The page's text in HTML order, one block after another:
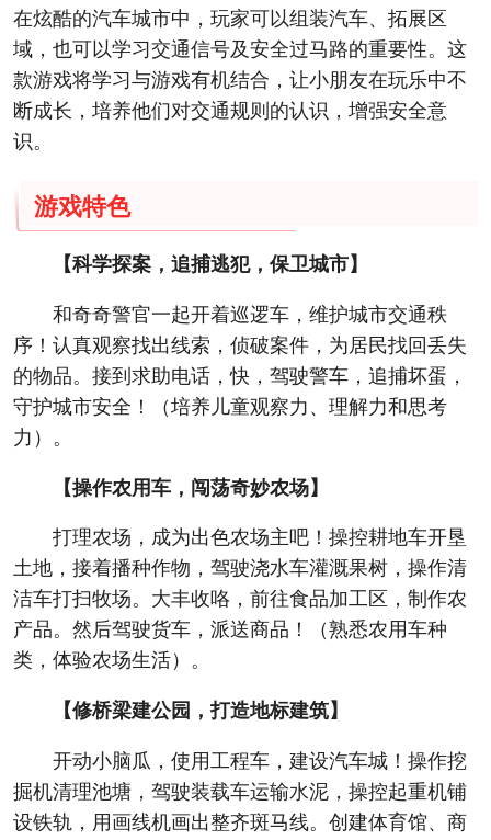
在炫酷的汽车城市中，玩家可以组装汽车、拓展区
域，也可以学习交通信号及安全过马路的重要性。这
款游戏将学习与游戏有机结合，让小朋友在玩乐中不
断成长，培养他们对交通规则的认识，增强安全意
识。
游戏特色
【科学探案，追捕逃犯，保卫城市】
和奇奇警官一起开着巡逻车，维护城市交通秩
序！认真观察找出线索，侦破案件，为居民找回丢失
的物品。接到求助电话，快，驾驶警车，追捕坏蛋，
守护城市安全！（培养儿童观察力、理解力和思考
力）。
【操作农用车，闯荡奇妙农场】
打理农场，成为出色农场主吧！操控耕地车开垦
土地，接着播种作物，驾驶浇水车灌溉果树，操作清
洁车打扫牧场。大丰收咯，前往食品加工区，制作农
产品。然后驾驶货车，派送商品！（熟悉农用车种
类，体验农场生活）。
【修桥梁建公园，打造地标建筑】
开动小脑瓜，使用工程车，建设汽车城！操作挖
掘机清理池塘，驾驶装载车运输水泥，操控起重机铺
设铁轨，用画线机画出整齐斑马线。创建体育馆、商